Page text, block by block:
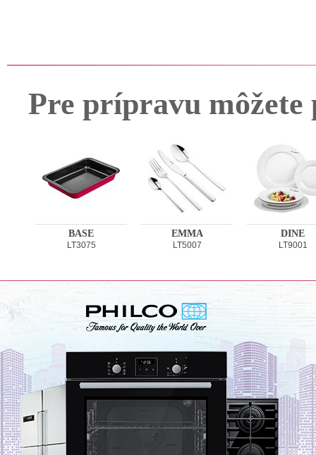
Pre prípravu
BASE
LT3075
EMMA
LT5007
DINE
LT9001